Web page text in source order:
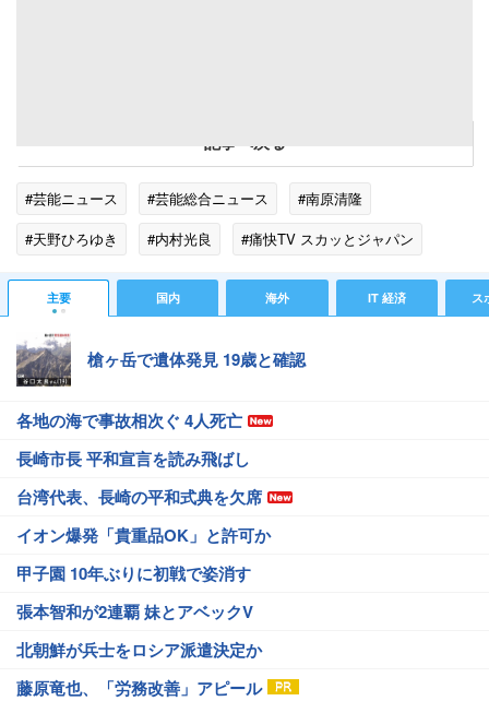
記事へ戻る
#芸能ニュース #芸能総合ニュース
#南原清隆
#天野ひろゆき
#内村光良
#痛快TV スカッとジャパン
#テレビの話題
#エンタメ・芸能ニュース
主要 国内 海外 IT 経済 ス
槍ヶ岳で遺体発見 19歳と確認
各地の海で事故相次ぐ 4人死亡
長崎市長 平和宣言を読み飛ばし
台湾代表、長崎の平和式典を欠席
イオン爆発「貴重品OK」と許可か
甲子園 10年ぶりに初戦で姿消す
張本智和が2連覇 妹とアベックV
北朝鮮が兵士をロシア派遣決定か
藤原竜也、「労務改善」アピール